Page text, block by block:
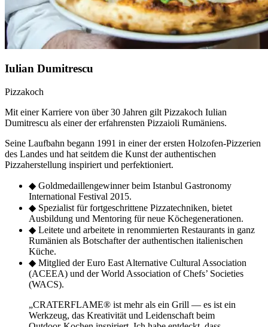
Iulian Dumitrescu
Pizzakoch
Mit einer Karriere von über 30 Jahren gilt Pizzakoch Iulian
Dumitrescu als einer der erfahrensten Pizzaioli Rumäniens.
Seine Laufbahn begann 1991 in einer der ersten Holzofen-Pizzerien
des Landes und hat seitdem die Kunst der authentischen
Pizzaherstellung inspiriert und perfektioniert.
◆ Goldmedaillengewinner beim Istanbul Gastronomy
International Festival 2015.
◆ Spezialist für fortgeschrittene Pizzatechniken, bietet
Ausbildung und Mentoring für neue Köchegenerationen.
◆ Leitete und arbeitete in renommierten Restaurants in ganz
Rumänien als Botschafter der authentischen italienischen
Küche.
◆ Mitglied der Euro East Alternative Cultural Association
(ACEEA) und der World Association of Chefs’ Societies
(WACS).
„CRATERFLAME® ist mehr als ein Grill — es ist ein
Werkzeug, das Kreativität und Leidenschaft beim